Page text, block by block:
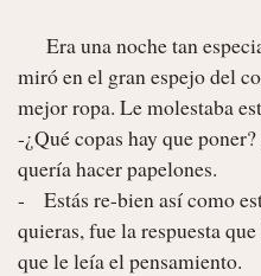
miró en el gran espejo del
mejor ropa. Le molestaba
-¿Qué copas hay que
quería hacer papelones.
-    Estás re-bien así como
quieras, fue la respuesta
que le leía el pensamiento.